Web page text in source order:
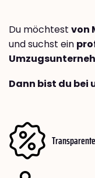
Du möchtest von
und suchst ein
Dann bist du bei